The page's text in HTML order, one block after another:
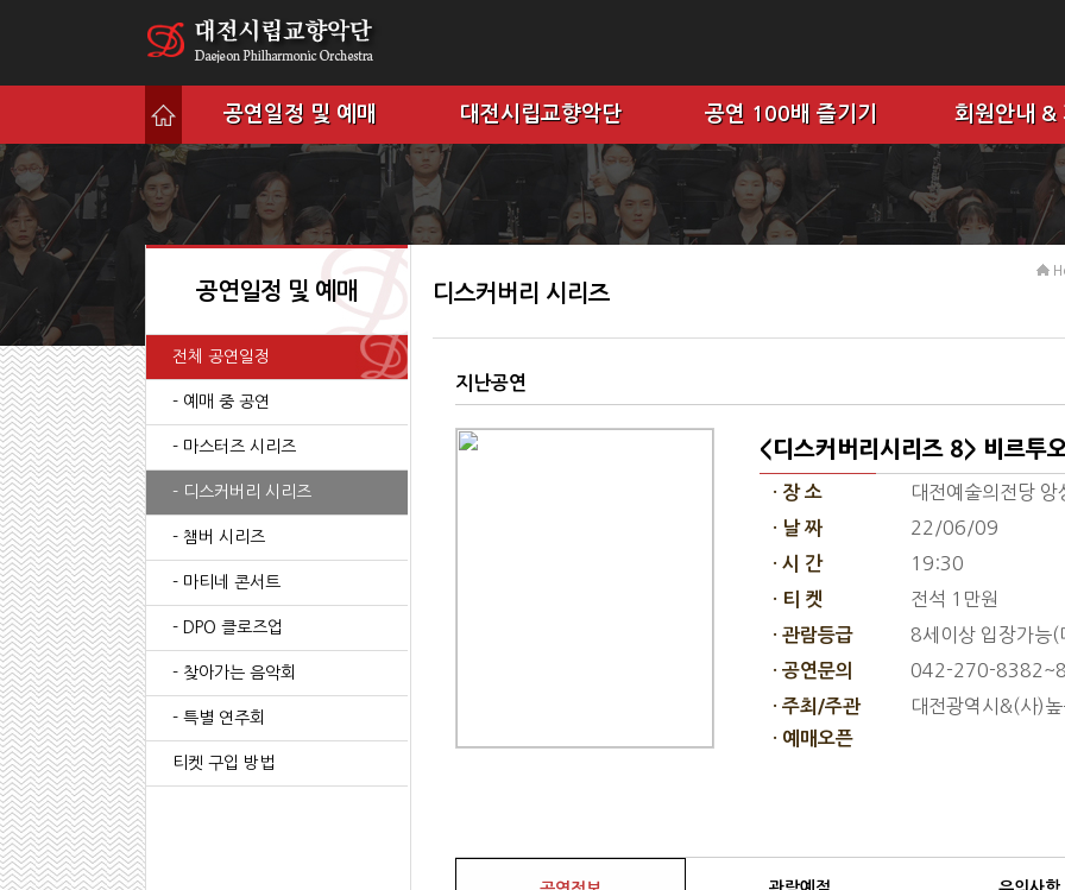
공연일정 및 예매 대전시립교향악단 공연 100배 즐기기 회원안내 &
공연일정 및 예매
전체 공연일정
- 예매 중 공연
- 마스터즈 시리즈
- 디스커버리 시리즈
- 챔버 시리즈
- 마티네 콘서트
- DPO 클로즈업
- 찾아가는 음악회
- 특별 연주회
티켓 구입 방법
디스커버리 시리즈
지난공연
<디스커버리시리즈 8> 비르투
· 장 소 대전예술의전당 앙
· 날 짜 22/06/09
· 시 간 19:30
· 티 켓 전석 1만원
· 관람등급 8세이상 입장가능(
· 공연문의 042-270-
· 주최/주관 대전광역시&(사)
· 예매오픈